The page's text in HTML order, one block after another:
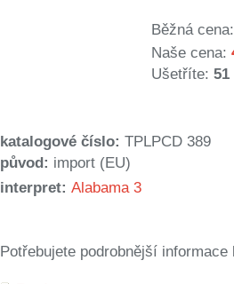
Běžná cena:
Naše cena:
Ušetříte: 51
katalogové číslo: TPLPCD 389
původ: import (EU)
interpret: Alabama 3
Potřebujete podrobnější